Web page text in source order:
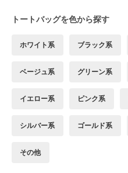
トートバッグを色から探す
ホワイト系 ブラック系
ベージュ系 グリーン系
イエロー系 ピンク系
シルバー系 ゴールド系
その他